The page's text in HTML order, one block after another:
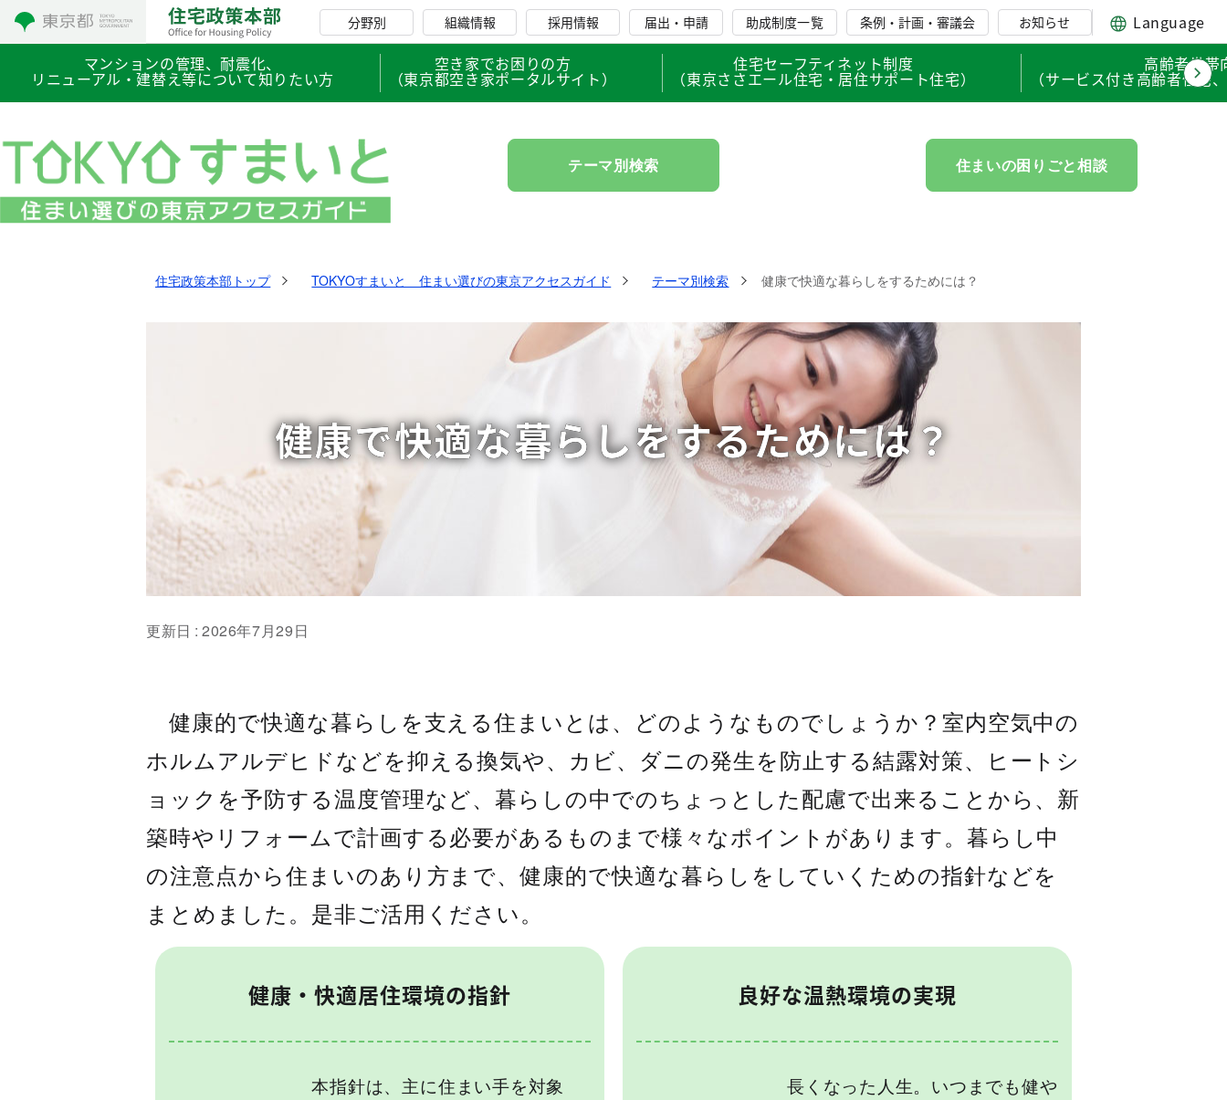
コンテンツにスキップ
テーマ別検索 住まいの困りごと相談
住宅政策本部トップ TOKYOすまいと 住まい選びの東京アクセスガイド テーマ別検索 健康で快適な暮らしをするためには？
健康で快適な暮らしをするためには？
更新日 2026年7月29日
健康的で快適な暮らしを支える住まいとは、どのようなものでしょうか？室内空気中の
ホルムアルデヒドなどを抑える換気や、カビ、ダニの発生を防止する結露対策、ヒートシ
ョックを予防する温度管理など、暮らしの中でのちょっとした配慮で出来ることから、新
築時やリフォームで計画する必要があるものまで様々なポイントがあります。暮らし中
の注意点から住まいのあり方まで、健康的で快適な暮らしをしていくための指針などを
まとめました。是非ご活用ください。
健康・快適居住環境の指針
本指針は、主に住まい手を対象
良好な温熱環境の実現
長くなった人生。いつまでも健や
分野別 組織情報 採用情報 届出・申請 助成制度一覧 条例・計画・審議会 お知らせ
Language
マンションの管理、耐震化、
リニューアル・建替え等について知りたい方
空き家でお困りの方
（東京都空き家ポータルサイト）
住宅セーフティネット制度
（東京ささエール住宅・居住サポート住宅）
高齢者世帯
（サービス付き高齢者住宅